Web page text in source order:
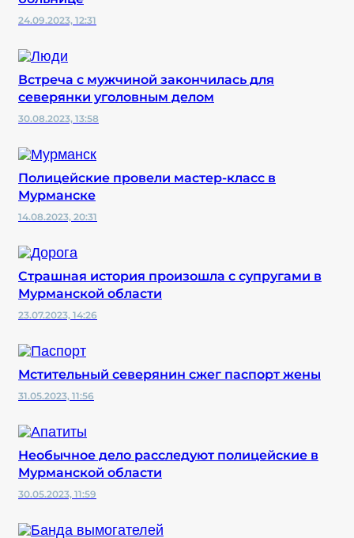
24.09.2023, 12:31
Встреча с мужчиной закончилась для
северянки уголовным делом
30.08.2023, 13:58
Полицейские провели мастер-класс в
Мурманске
14.08.2023, 20:31
Страшная история произошла с супругами в
Мурманской области
23.07.2023, 14:26
Мстительный северянин сжег паспорт жены
31.05.2023, 11:56
Необычное дело расследуют полицейские в
Мурманской области
30.05.2023, 11:59